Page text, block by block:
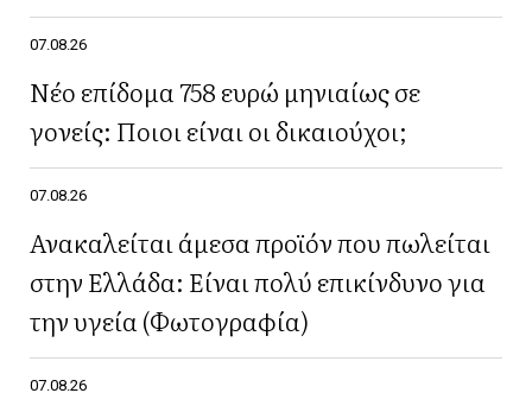
07.08.26
Νέο επίδομα 758 ευρώ μηνιαίως σε
γονείς: Ποιοι είναι οι δικαιούχοι;
07.08.26
Ανακαλείται άμεσα προϊόν που πωλείται
στην Ελλάδα: Είναι πολύ επικίνδυνο για
την υγεία (Φωτογραφία)
07.08.26